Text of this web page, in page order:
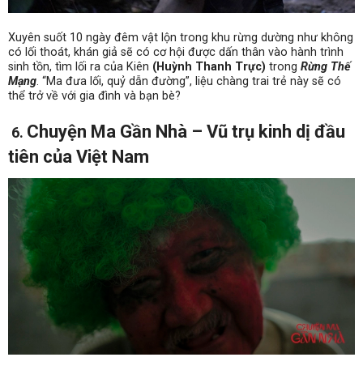
Xuyên suốt 10 ngày đêm vật lộn trong khu rừng dường như không
có lối thoát, khán giả sẽ có cơ hội được dấn thân vào hành trình
sinh tồn, tìm lối ra của Kiên (Huỳnh Thanh Trực) trong Rừng Thế
Mạng. “Ma đưa lối, quỷ dẫn đường”, liệu chàng trai trẻ này sẽ có
thể trở về với gia đình và bạn bè?
6. Chuyện Ma Gần Nhà – Vũ trụ kinh dị đầu
tiên của Việt Nam